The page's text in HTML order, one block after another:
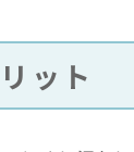
ット